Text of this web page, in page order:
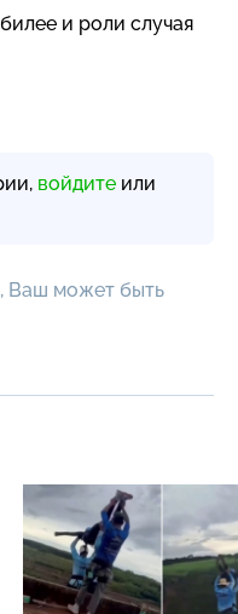
и роли случая
войдите или
Ваш может быть